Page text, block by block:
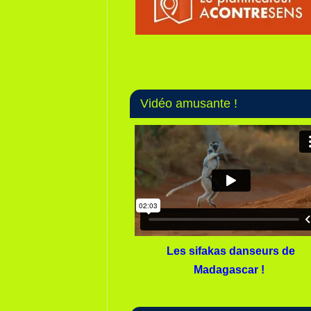
Vidéo amusante !
Les sifakas danseurs de
Madagascar !